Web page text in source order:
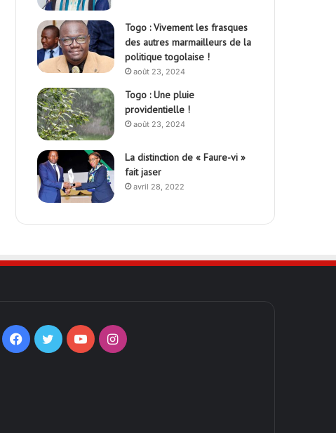
Togo : Vivement les frasques
des autres marmailleurs de la
politique togolaise !
août 23, 2024
Togo : Une pluie
providentielle !
août 23, 2024
La distinction de « Faure-vi »
fait jaser
avril 28, 2022
Facebook
TwitterYouTubeInstagram